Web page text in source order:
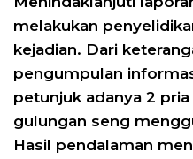
melakukan
kejadian. Dari
pengumpulan
petunjuk adanya 2
gulungan seng
Hasil pendalaman